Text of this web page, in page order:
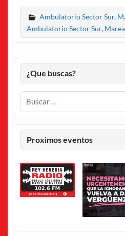
Ambulatorio Sector Sur,
Ambulatorio Sector Sur,
¿Que buscas?
Proximos eventos